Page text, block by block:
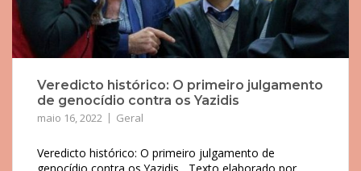
Veredicto histórico: O primeiro julgamento
de genocídio contra os Yazidis
maio 16, 2022 Geral
Veredicto histórico: O primeiro julgamento de